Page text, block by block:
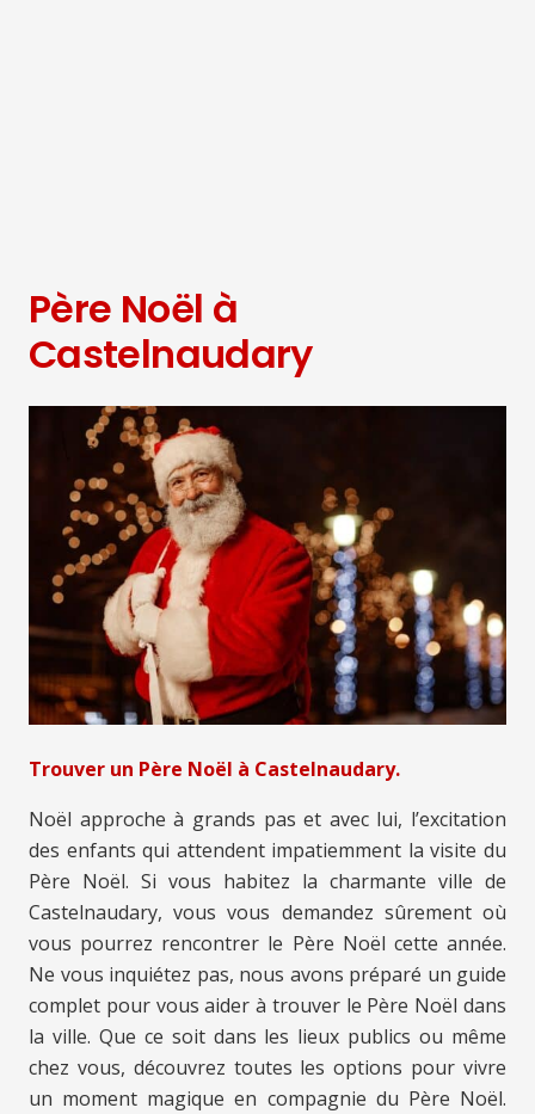
Père Noël à
Castelnaudary
Trouver un Père Noël à Castelnaudary.
Noël approche à grands pas et avec lui, l’excitation
des enfants qui attendent impatiemment la visite du
Père Noël. Si vous habitez la charmante ville de
Castelnaudary, vous vous demandez sûrement où
vous pourrez rencontrer le Père Noël cette année.
Ne vous inquiétez pas, nous avons préparé un guide
complet pour vous aider à trouver le Père Noël dans
la ville. Que ce soit dans les lieux publics ou même
chez vous, découvrez toutes les options pour vivre
un moment magique en compagnie du Père Noël.